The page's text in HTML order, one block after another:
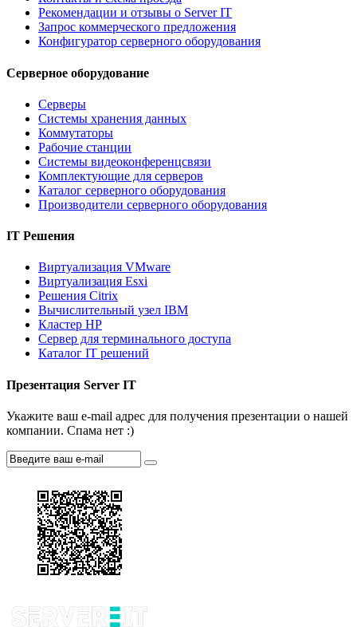
Рекомендации и отзывы о Server IT
Запрос коммерческого предложения
Конфигуратор серверного оборудования
Серверное оборудование
Серверы
Системы хранения данных
Коммутаторы
Рабочие станции
Системы видеоконференцсвязи
Комплектующие для серверов
Каталог серверного оборудования
Производители серверного оборудования
IT Решения
Виртуализация VMware
Виртуализация Esxi
Решения Citrix
Вычислительный узел IBM
Кластер HP
Сервер для терминального доступа
Каталог IT решений
Презентация Server IT
Укажите ваш e-mail адрес для получения презентации о нашей
компании. Спама нет :)